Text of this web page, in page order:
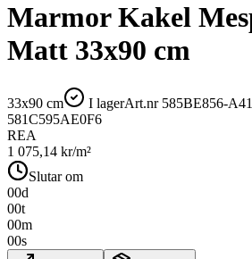
Marmor Kakel
Matt 33x90 cm
33x90 cm I lagerArt.nr 585BE856-
581C595AE0F6
REA
1 075,14 kr/m²
Slutar om
00d
00t
00m
00s